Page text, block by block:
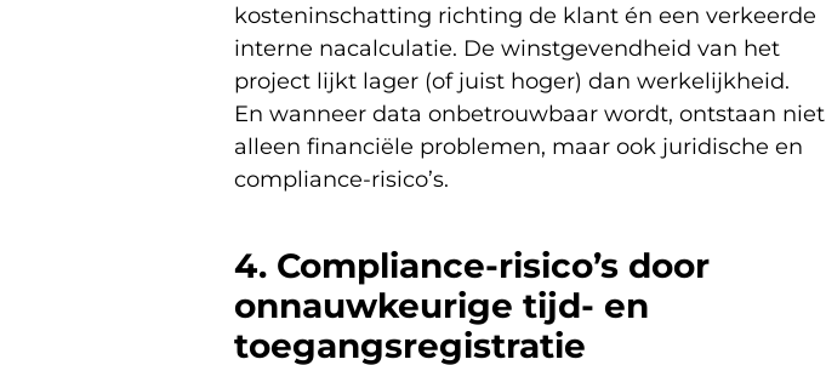
kosteninschatting richting de klant én een verkeerde
interne nacalculatie. De winstgevendheid van het
project lijkt lager (of juist hoger) dan werkelijkheid.
En wanneer data onbetrouwbaar wordt, ontstaan niet
alleen financiële problemen, maar ook juridische en
compliance-risico’s.
4. Compliance-risico’s door
onnauwkeurige tijd- en
toegangsregistratie